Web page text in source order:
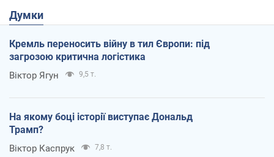
Думки
Кремль переносить війну в тил Європи: під
загрозою критична логістика
Віктор Ягун 9,5 т.
На якому боці історії виступає Дональд
Трамп?
Віктор Каспрук 7,8 т.